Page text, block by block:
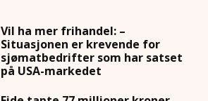
Vil ha mer frihandel: –
Situasjonen er krevende for
sjømatbedrifter som har satset
på USA-markedet